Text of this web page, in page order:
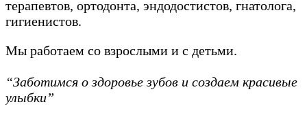
терапевтов, ортодонта, эндодостистов, гнатолога,
гигиенистов.
Мы работаем со взрослыми и с детьми.
“Заботимся о здоровье зубов и создаем красивые
улыбки”